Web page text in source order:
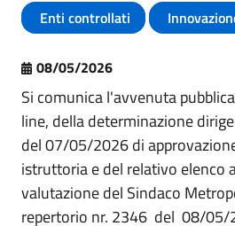
Enti controllati
08/05/2026
Si comunica l'avvenuta
line, della determinazione
del 07/05/2026di
istruttoria e del relativo elenco
valutazione del Sindaco
repertorio nr. 2346 del 08/05/